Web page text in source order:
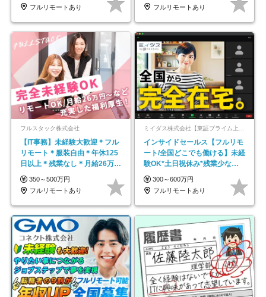
フルリモートあり
フルリモートあり
フルスタック株式会社
【IT事務】未経験大歓迎＊フル
リモート＊服装自由＊年休125
日以上＊残業なし＊月給26万円
以上
350～500万円
フルリモートあり
ミイダス株式会社【東証プライム上場パーソルグループ】
インサイドセールス【フルリモ
ート/全国どこでも働ける】未経
験OK*土日祝休み*残業少なめ*
在宅勤務手当あり
300～600万円
フルリモートあり